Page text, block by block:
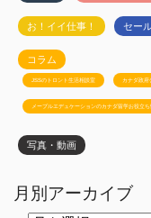
お！イイ仕事！ セー
コラム
JSSのトロント生活相談室 カナダ政府
メープルエデュケーションのカナダ留学お役立ち
写真・動画
月別アーカイブ